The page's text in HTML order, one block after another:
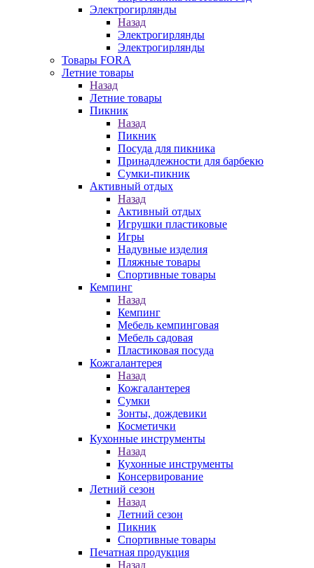
Электрогирлянды
Назад
Электрогирлянды
Электрогирлянды
Товары FORA
Летние товары
Назад
Летние товары
Пикник
Назад
Пикник
Посуда для пикника
Принадлежности для барбекю
Сумки-пикник
Активный отдых
Назад
Активный отдых
Игрушки пластиковые
Игры
Надувные изделия
Пляжные товары
Спортивные товары
Кемпинг
Назад
Кемпинг
Мебель кемпинговая
Мебель садовая
Пластиковая посуда
Кожгалантерея
Назад
Кожгалантерея
Сумки
Зонты, дождевики
Косметички
Кухонные инструменты
Назад
Кухонные инструменты
Консервирование
Летний сезон
Назад
Летний сезон
Пикник
Спортивные товары
Печатная продукция
Назад